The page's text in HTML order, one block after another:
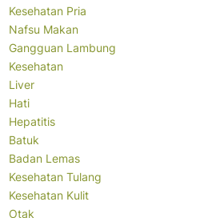
Kesehatan Pria
Nafsu Makan
Gangguan Lambung
Kesehatan
Liver
Hati
Hepatitis
Batuk
Badan Lemas
Kesehatan Tulang
Kesehatan Kulit
Otak